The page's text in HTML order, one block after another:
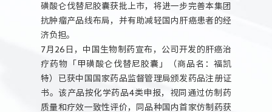
磺酸仑伐替尼胶囊获批上市，将进一步完善本集团
抗肿瘤产品线布局，并有助减轻国内肝癌患者的经
济负担。
7月26日，中国生物制药宣布，公司开发的肝癌治
疗药物「甲磺酸仑伐替尼胶囊」（商品名：福凯
特）已获中国国家药品监督管理局颁发药品注册证
书。该产品按化学药品4类申报，视同通过仿制药
质量和疗效一致性评价，同品种国内首家仿制药获